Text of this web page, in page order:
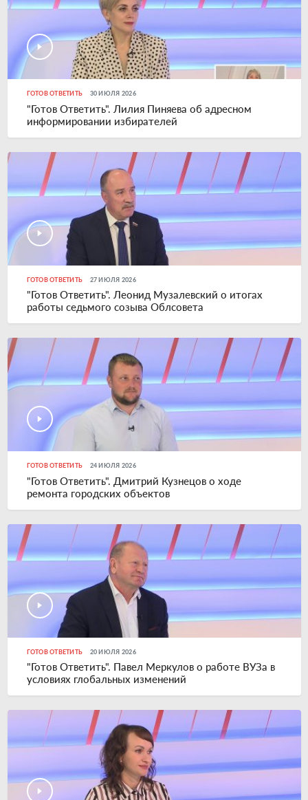
ГОТОВ ОТВЕТИТЬ 30 ИЮЛЯ 2026
"Готов Ответить". Лилия Пиняева об адресном
информировании избирателей
ГОТОВ ОТВЕТИТЬ 27 ИЮЛЯ 2026
"Готов Ответить". Леонид Музалевский о итогах
работы седьмого созыва Облсовета
ГОТОВ ОТВЕТИТЬ 24 ИЮЛЯ 2026
"Готов Ответить". Дмитрий Кузнецов о ходе
ремонта городских объектов
ГОТОВ ОТВЕТИТЬ 20 ИЮЛЯ 2026
"Готов Ответить". Павел Меркулов о работе ВУЗа в
условиях глобальных изменений